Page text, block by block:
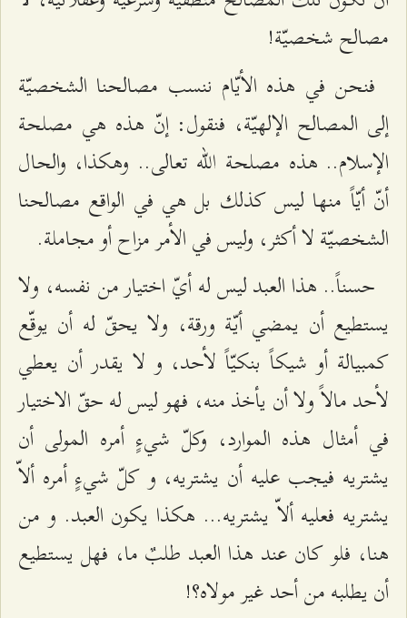
مصالح شخصيّة!
فنحن في هذه الأيّام ننسب مصالحنا الشخصيّة
إلى المصالح الإلهيّة، فنقول: إنّ هذه هي مصلحة
الإسلام.. هذه مصلحة الله تعالى.. وهكذا، والحال
أنّ أيّاً منها ليس كذلك بل هي في الواقع مصالحنا
الشخصيّة لا أكثر، وليس في الأمر مزاح أو مجاملة.
حسناً.. هذا العبد ليس له أيّ اختيار من نفسه، ولا
يستطيع أن يمضي أيّة ورقة، ولا يحقّ له أن يوقّع
كمبيالة أو شيكاً بنكيّاً لأحد، و لا يقدر أن يعطي
لأحد مالاً ولا أن يأخذ منه، فهو ليس له حقّ الاختيار
في أمثال هذه الموارد، وكلّ شيءٍ أمره المولى أن
يشتريه فيجب عليه أن يشتريه، و كلّ شيءٍ أمره ألاّ
يشتريه فعليه ألاّ يشتريه... هكذا يكون العبد. و من
هنا، فلو كان عند هذا العبد طلبٌ ما، فهل يستطيع
أن يطلبه من أحد غير مولاه؟!